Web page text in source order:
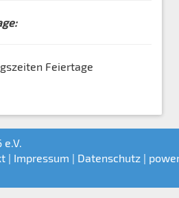
Feiertage
| Impressum | Datenschutz |